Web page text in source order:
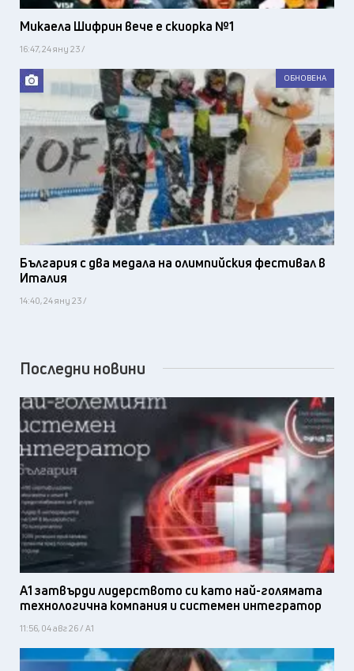
Микаела Шифрин вече е скиорка №1
16:47, 24 яну 23 /
ОБНОВЕНА
България с два медала на олимпийския фестивал в
Италия
14:40, 24 яну 23 /
Последни новини
А1 затвърди лидерството си като най-голямата
технологична компания и системен интегратор
11:56, 04 авг 26 / А1